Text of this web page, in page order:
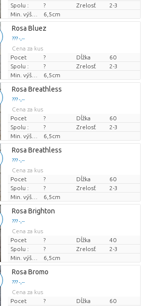
Spolu : ? Zrelosť
2-3
Min. výška kvetných pukov
6,5cm
Rosa Bluez
??? -,--
Cena za kus
Pocet
? Dĺžka
60
Spolu :
? Zrelosť
2-3
Min. výška kvetných pukov
6,5cm
Rosa Breathless
??? -,--
Cena za kus
Pocet
? Dĺžka
60
Spolu :
? Zrelosť
2-3
Min. výška kvetných pukov
6,5cm
Rosa Breathless
??? -,--
Cena za kus
Pocet
? Dĺžka
60
Spolu :
? Zrelosť
2-3
Min. výška kvetných pukov
6,5cm
Rosa Brighton
??? -,--
Cena za kus
Pocet
? Dĺžka
40
Spolu :
? Zrelosť
2-3
Min. výška kvetných pukov
6,5cm
Rosa Bromo
??? -,--
Cena za kus
Pocet
? Dĺžka
60